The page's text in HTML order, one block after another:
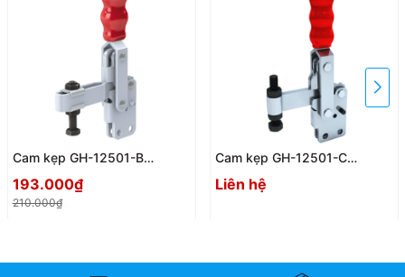
Cam kẹp GH-12501-B
193.000₫
210.000₫
Cam kẹp GH-12501-C
Vertical Toggle clamp
Liên hệ